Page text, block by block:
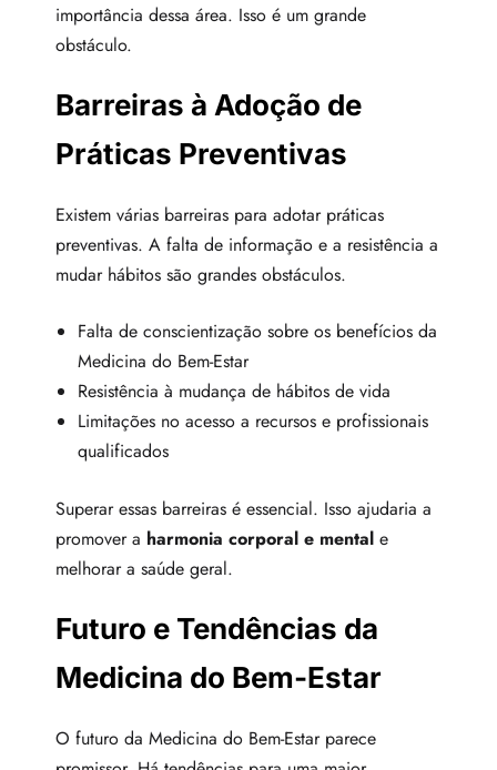
importância dessa área. Isso é um grande
obstáculo.
Barreiras à Adoção de
Práticas Preventivas
Existem várias barreiras para adotar práticas
preventivas. A falta de informação e a resistência a
mudar hábitos são grandes obstáculos.
Falta de conscientização sobre os benefícios da
Medicina do Bem-Estar
Resistência à mudança de hábitos de vida
Limitações no acesso a recursos e profissionais
qualificados
Superar essas barreiras é essencial. Isso ajudaria a
promover a harmonia corporal e mental e
melhorar a saúde geral.
Futuro e Tendências da
Medicina do Bem-Estar
O futuro da Medicina do Bem-Estar parece